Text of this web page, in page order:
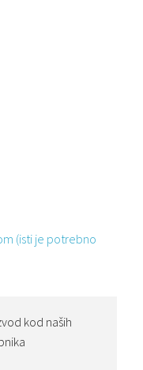
(isti je potrebno
kod naših